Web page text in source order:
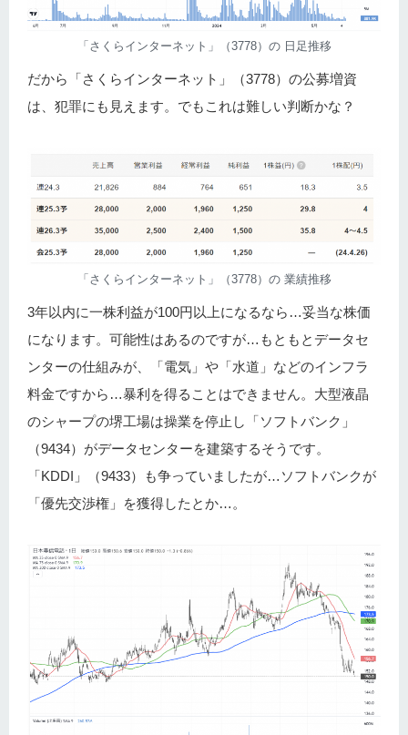
「さくらインターネット」（3778）の 日足推移
だから「さくらインターネット」（3778）の公募増資
は、犯罪にも見えます。でもこれは難しい判断かな？
「さくらインターネット」（3778）の 業績推移
3年以内に一株利益が100円以上になるなら…妥当な株価
になります。可能性はあるのですが…もともとデータセ
ンターの仕組みが、「電気」や「水道」などのインフラ
料金ですから…暴利を得ることはできません。大型液晶
のシャープの堺工場は操業を停止し「ソフトバンク」
（9434）がデータセンターを建築するそうです。
「KDDI」（9433）も争っていましたが…ソフトバンクが
「優先交渉権」を獲得したとか…。